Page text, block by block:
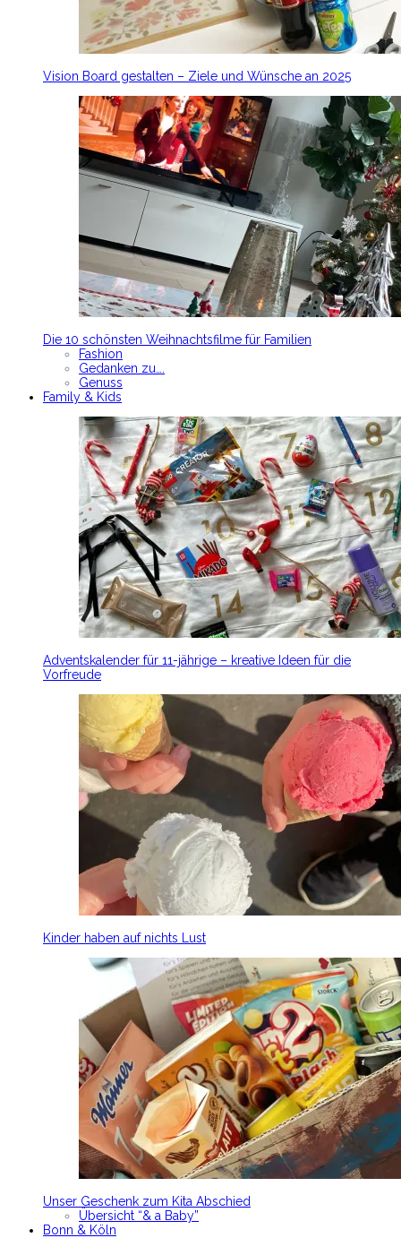
Vision Board gestalten – Ziele und Wünsche an 2025
Die 10 schönsten Weihnachtsfilme für Familien
Fashion
Gedanken zu….
Genuss
Family & Kids
Adventskalender für 11-jährige – kreative Ideen für die
Vorfreude
Kinder haben auf nichts Lust
Unser Geschenk zum Kita Abschied
Übersicht “& a Baby”
Bonn & Köln